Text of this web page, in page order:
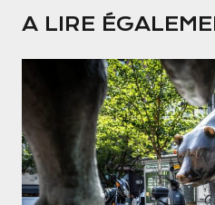
A LIRE